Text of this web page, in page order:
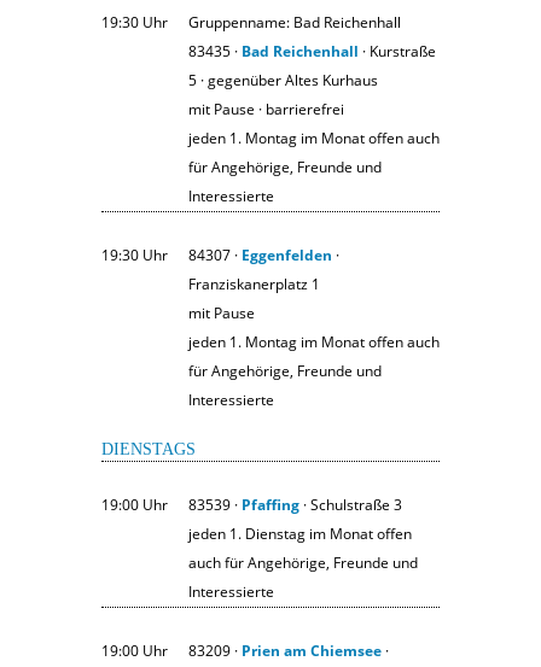
19:30 Uhr
Gruppenname: Bad Reichenhall
83435 · Bad Reichenhall · Kurstraße
5 · gegenüber Altes Kurhaus
mit Pause · barrierefrei
jeden 1. Montag im Monat offen auch
für Angehörige, Freunde und
Interessierte
19:30 Uhr 84307 · Eggenfelden ·
Franziskanerplatz 1
mit Pause
jeden 1. Montag im Monat offen auch
für Angehörige, Freunde und
Interessierte
DIENSTAGS
19:00 Uhr 83539 · Pfaffing · Schulstraße 3
jeden 1. Dienstag im Monat offen
auch für Angehörige, Freunde und
Interessierte
19:00 Uhr 83209 · Prien am Chiemsee ·